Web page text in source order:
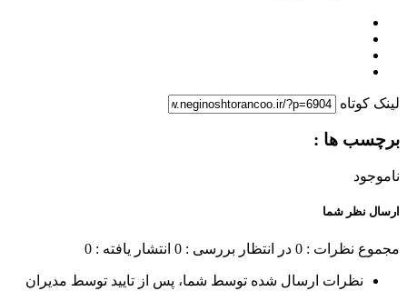
لینک کوتاه
برچسب ها :
ناموجود
ارسال نظر شما
مجموع نظرات : 0 در انتظار بررسی : 0 انتشار یافته : 0
نظرات ارسال شده توسط شما، پس از تایید توسط مدیران